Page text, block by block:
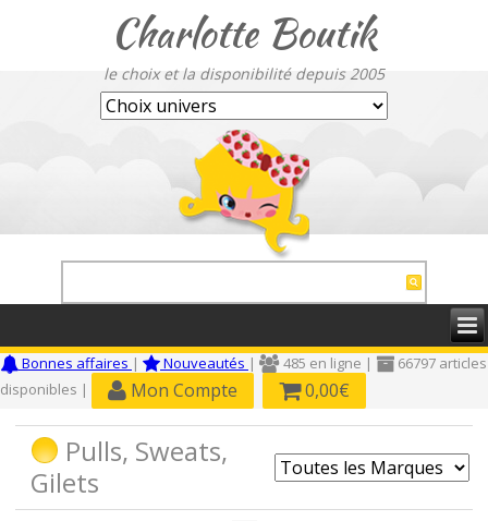
Charlotte Boutik
le choix et la disponibilité depuis 2005
Bonnes affaires | Nouveautés | 485 en ligne |
66797 articles
disponibles |
Mon Compte 0,00€
Pulls, Sweats,
Gilets